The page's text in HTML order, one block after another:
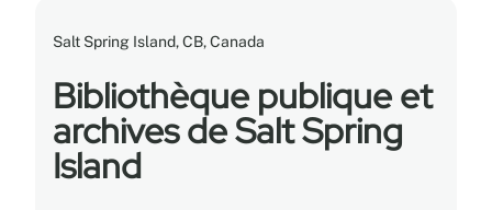
Salt Spring Island, CB, Canada
Bibliothèque publique et
archives de Salt Spring
Island